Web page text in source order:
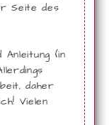
Seite des
(in
daher
Vielen